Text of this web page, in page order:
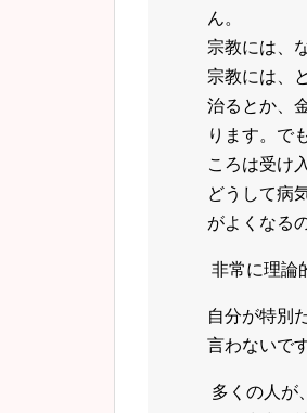
ん。
宗教には、
宗教には、
治るとか、
ります。で
ころは受け
どうして病
がよくなる
非常に理論
自分が特別
言わないで
多くの人が、